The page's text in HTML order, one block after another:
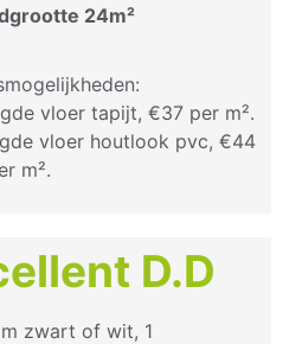
24m²
vloer tapijt, €37 per m².
vloer houtlook pvc, €44
m².
D.D
zwart of wit, 1